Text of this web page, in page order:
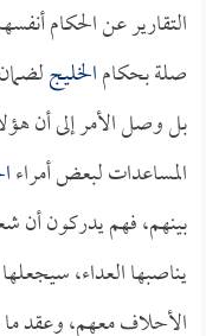
التقارير عن الحكام
صلة بحكامالخليج
بل وصل الأمر إلى أن
المساعدات لبعض أمراء
بينهم، فهم يدركون أن
يناصبها العداء، سيجعلها
الأحلاف معهم، وعقد ما